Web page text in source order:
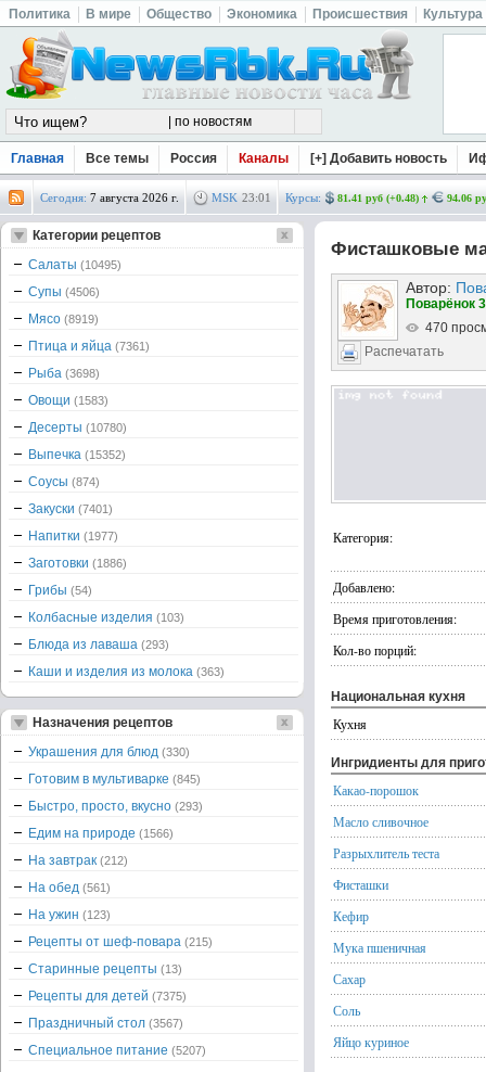
Политика В мире Общество Экономика Происшествия Культура
Главная Все темы Россия Каналы [+] Добавить новость
Сегодня: 7 августа 2026 г. MSK 23:01 Курсы: 81.41 руб (+0.48) 94.06
Фисташковые
Автор:
Поварёнок
470
Распечатать
Категория:
Добавлено:
Время приготовления:
Кол-во порций:
Национальная кухня
Кухня
Ингридиенты для
Какао-порошок
Масло сливочное
Разрыхлитель теста
Фисташки
Кефир
Мука пшеничная
Сахар
Соль
Яйцо куриное
Категории рецептов
Салаты (10495)
Супы (4506)
Мясо (8919)
Птица и яйца (7361)
Рыба (3698)
Овощи (1583)
Десерты (10780)
Выпечка (15352)
Соусы (874)
Закуски (7401)
Напитки (1977)
Заготовки (1886)
Грибы (54)
Колбасные изделия (103)
Блюда из лаваша (293)
Каши и изделия из молока (363)
Назначения рецептов
Украшения для блюд (330)
Готовим в мультиварке (845)
Быстро, просто, вкусно (293)
Едим на природе (1566)
На завтрак (212)
На обед (561)
На ужин (123)
Рецепты от шеф-повара (215)
Старинные рецепты (13)
Рецепты для детей (7375)
Праздничный стол (3567)
Специальное питание (5207)